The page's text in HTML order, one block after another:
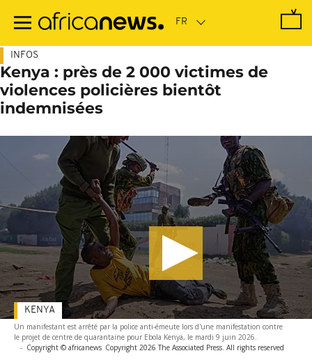
contenu
INFOS
Kenya : près de 2 000 victimes de
violences policières bientôt
indemnisées
Un manifestant est arrêté par la police anti-émeute lors d'une manifestation contre
le projet de centre de quarantaine pour Ebola Kenya, le mardi 9 juin 2026.
- Copyright © africanews Copyright 2026 The Associated Press. All rights reserved
KENYA